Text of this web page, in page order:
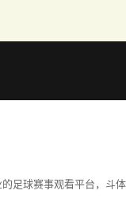
足球赛事观看平台，斗